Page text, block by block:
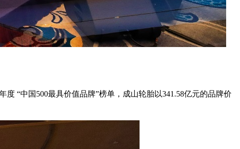
度 “中国500最具价值品牌”榜单，成山轮胎以341.58亿元的品牌价